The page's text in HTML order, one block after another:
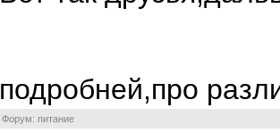
подробней,про
Форум: питание